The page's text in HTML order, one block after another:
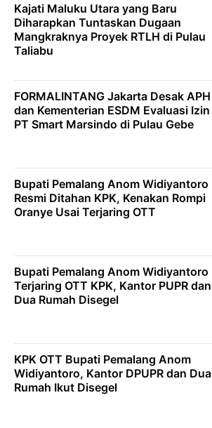
Kajati Maluku Utara yang Baru
Diharapkan Tuntaskan Dugaan
Mangkraknya Proyek RTLH di Pulau
Taliabu
FORMALINTANG Jakarta Desak APH
dan Kementerian ESDM Evaluasi Izin
PT Smart Marsindo di Pulau Gebe
Bupati Pemalang Anom Widiyantoro
Resmi Ditahan KPK, Kenakan Rompi
Oranye Usai Terjaring OTT
Bupati Pemalang Anom Widiyantoro
Terjaring OTT KPK, Kantor PUPR dan
Dua Rumah Disegel
KPK OTT Bupati Pemalang Anom
Widiyantoro, Kantor DPUPR dan Dua
Rumah Ikut Disegel